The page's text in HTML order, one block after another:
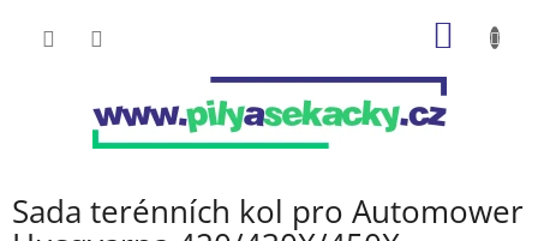
Sada terénních kol pro Automower